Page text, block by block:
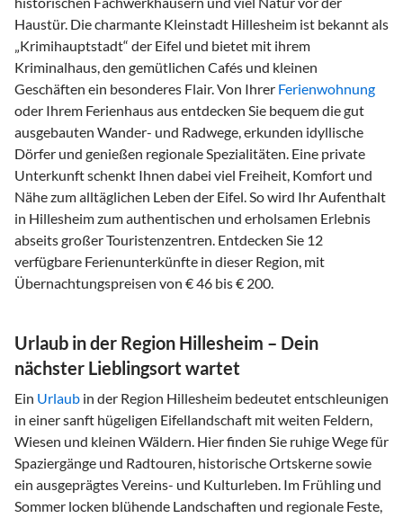
Haustür. Die charmante Kleinstadt Hillesheim ist bekannt als
„Krimihauptstadt“ der Eifel und bietet mit ihrem
Kriminalhaus, den gemütlichen Cafés und kleinen
Geschäften ein besonderes Flair. Von Ihrer Ferienwohnung
oder Ihrem Ferienhaus aus entdecken Sie bequem die gut
ausgebauten Wander- und Radwege, erkunden idyllische
Dörfer und genießen regionale Spezialitäten. Eine private
Unterkunft schenkt Ihnen dabei viel Freiheit, Komfort und
Nähe zum alltäglichen Leben der Eifel. So wird Ihr Aufenthalt
in Hillesheim zum authentischen und erholsamen Erlebnis
abseits großer Touristenzentren. Entdecken Sie 12
verfügbare Ferienunterkünfte in dieser Region, mit
Übernachtungspreisen von € 46 bis € 200.
Urlaub in der Region Hillesheim – Dein
nächster Lieblingsort wartet
Ein Urlaub in der Region Hillesheim bedeutet entschleunigen
in einer sanft hügeligen Eifellandschaft mit weiten Feldern,
Wiesen und kleinen Wäldern. Hier finden Sie ruhige Wege für
Spaziergänge und Radtouren, historische Ortskerne sowie
ein ausgeprägtes Vereins- und Kulturleben. Im Frühling und
Sommer locken blühende Landschaften und regionale Feste,